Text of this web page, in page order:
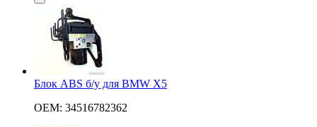
Блок ABS б/у для BMW X5
OEM: 34516782362